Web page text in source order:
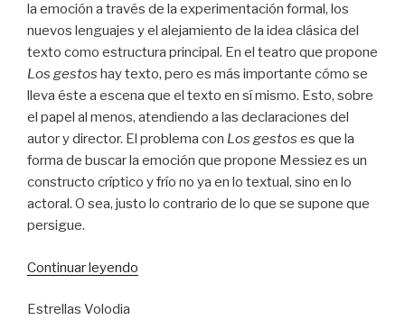
la emoción a través de la experimentación formal, los
nuevos lenguajes y el alejamiento de la idea clásica del
texto como estructura principal. En el teatro que propone
Los gestos hay texto, pero es más importante cómo se
lleva éste a escena que el texto en sí mismo. Esto, sobre
el papel al menos, atendiendo a las declaraciones del
autor y director. El problema con Los gestos es que la
forma de buscar la emoción que propone Messiez es un
constructo críptico y frío no ya en lo textual, sino en lo
actoral. O sea, justo lo contrario de lo que se supone que
persigue.
Continuar leyendo
Estrellas Volodia